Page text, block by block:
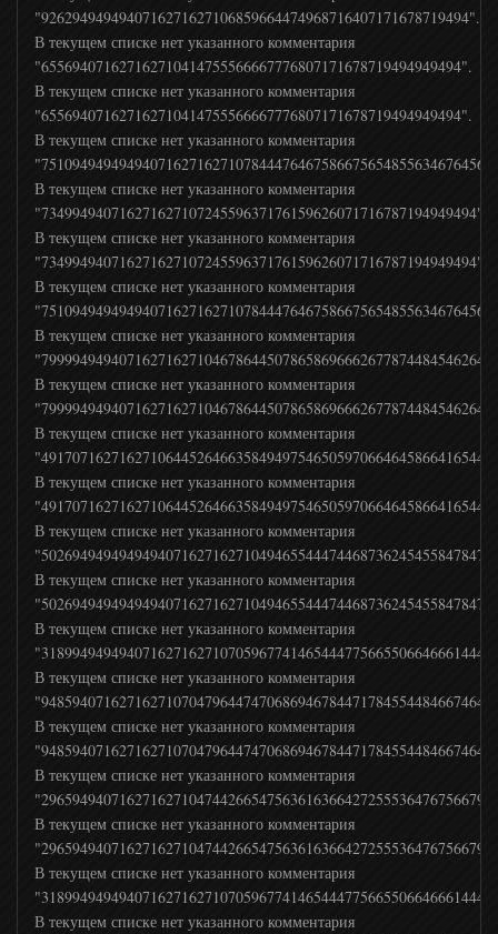
"9262949494940716271627106859664474968716407171678719494".
В текущем списке нет указанного комментария
"655694071627162710414755566667776807171678719494949494".
В текущем списке нет указанного комментария
"655694071627162710414755566667776807171678719494949494".
В текущем списке нет указанного комментария
В текущем списке нет указанного комментария
"73499494071627162710724559637176159626071716787194949494".
В текущем списке нет указанного комментария
"73499494071627162710724559637176159626071716787194949494".
В текущем списке нет указанного комментария
В текущем списке нет указанного комментария
В текущем списке нет указанного комментария
В текущем списке нет указанного комментария
В текущем списке нет указанного комментария
В текущем списке нет указанного комментария
В текущем списке нет указанного комментария
В текущем списке нет указанного комментария
В текущем списке нет указанного комментария
В текущем списке нет указанного комментария
В текущем списке нет указанного комментария
В текущем списке нет указанного комментария
В текущем списке нет указанного комментария
В текущем списке нет указанного комментария